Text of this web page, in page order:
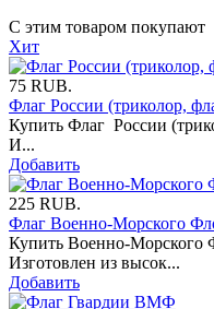
С этим товаром покупают
Хит
75 RUB.
Флаг России (триколор,
Купить Флаг России
И...
Добавить
225 RUB.
Флаг Военно-Морского
Купить Военно-
Изготовлен из высок...
Добавить